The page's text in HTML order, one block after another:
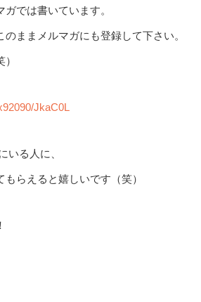
では書いています。
のままメルマガにも登録して下さい。
JkaC0L
いる人に、
らえると嬉しいです（笑）